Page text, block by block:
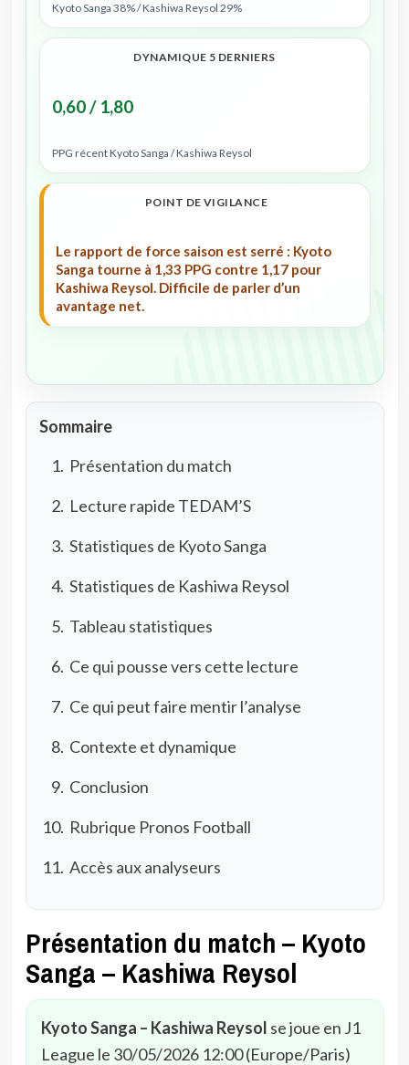
Kyoto Sanga 38% / Kashiwa Reysol 29%
DYNAMIQUE 5 DERNIERS
0,60 / 1,80
PPG récent Kyoto Sanga / Kashiwa Reysol
POINT DE VIGILANCE
Le rapport de force saison est serré : Kyoto
Sanga tourne à 1,33 PPG contre 1,17 pour
Kashiwa Reysol. Difficile de parler d’un
avantage net.
Sommaire
Présentation du match
Lecture rapide TEDAM’S
Statistiques de Kyoto Sanga
Statistiques de Kashiwa Reysol
Tableau statistiques
Ce qui pousse vers cette lecture
Ce qui peut faire mentir l’analyse
Contexte et dynamique
Conclusion
Rubrique Pronos Football
Accès aux analyseurs
Présentation du match – Kyoto
Sanga – Kashiwa Reysol
Kyoto Sanga – Kashiwa Reysol se joue en J1
League le 30/05/2026 12:00 (Europe/Paris)